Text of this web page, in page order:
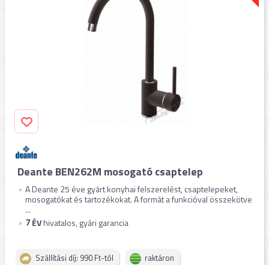
Deante BEN262M mosogató csaptelep
A Deante 25 éve gyárt konyhai felszerelést, csaptelepeket,
mosogatókat és tartozékokat. A formát a funkcióval összekötve
...
7ÉVhivatalos, gyári garancia
Szállítási díj: 990 Ft-tól raktáron